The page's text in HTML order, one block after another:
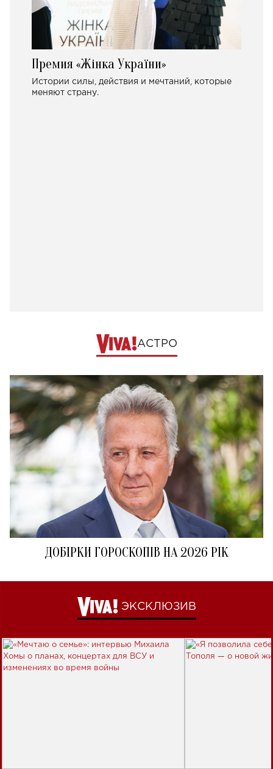
Премия «Жінка України»
Истории силы, действия и мечтаний, которые
меняют страну.
АСТРО
ДОБІРКИ ГОРОСКОПІВ НА 2026 РІК
ЭКСКЛЮЗИВ